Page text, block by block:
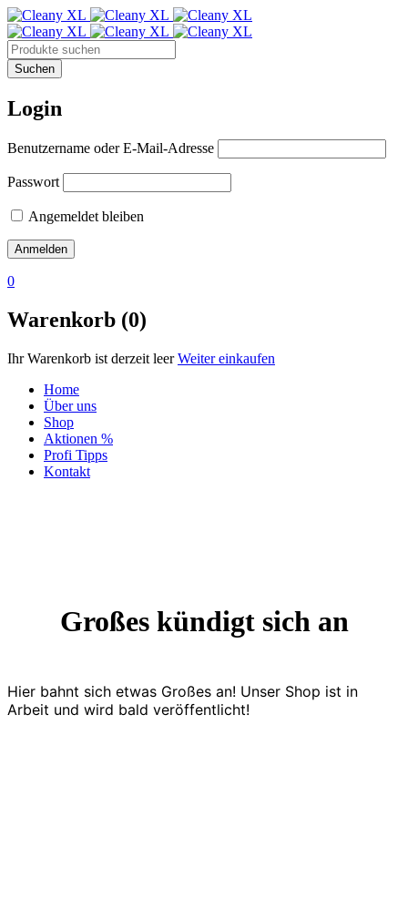
Login
Benutzername oder E-Mail-Adresse
Passwort
Angemeldet bleiben
0
Warenkorb (0)
Ihr Warenkorb ist derzeit leer Weiter einkaufen
Home
Über uns
Shop
Aktionen %
Profi Tipps
Kontakt
Großes kündigt sich an
Hier bahnt sich etwas Großes an! Unser Shop ist in
Arbeit und wird bald veröffentlicht!